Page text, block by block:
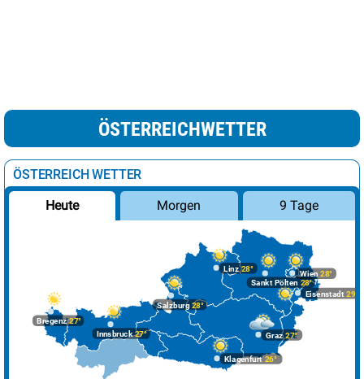
ÖSTERREICHWETTER
ÖSTERREICH WETTER
Heute Morgen 9 Tage
Bregenz27°
Graz27°
Innsbruck27°
Klagenfurt 26°
Linz28°
Salzburg28°
Wien 28°
Eisenstadt 29°
Sankt Pölten 28°